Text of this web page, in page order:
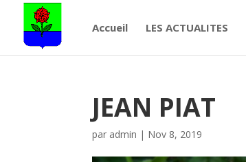
Accueil LES ACTUALITES
JEAN PIAT
par admin | Nov 8, 2019